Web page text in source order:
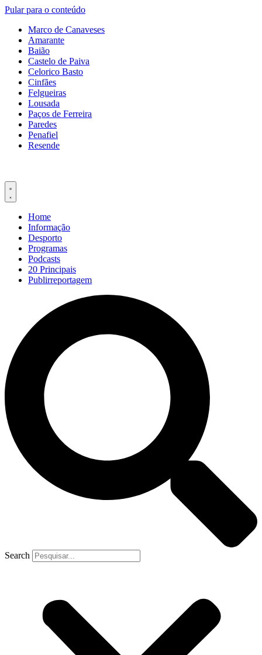
Pular para o conteúdo
Marco de Canaveses
Amarante
Baião
Castelo de Paiva
Celorico Basto
Cinfães
Felgueiras
Lousada
Paços de Ferreira
Paredes
Penafiel
Resende
Home
Informação
Desporto
Programas
Podcasts
20 Principais
Publirreportagem
Search